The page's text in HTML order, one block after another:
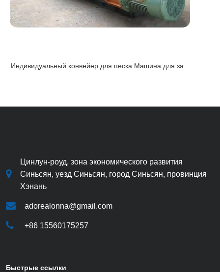
Индивидуальный конвейер для песка Машина для за...
Цинлун-роуд, зона экономического развития
Синьсян, уезд Синьсян, город Синьсян, провинция
Хэнань
adorealonna@gmail.com
+86 15560175257
Быстрые ссылки